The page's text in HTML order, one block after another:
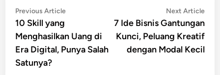
Post
navigation
Previous ArticlePrevious
10 Skill yang
Menghasilkan Uang di
Era Digital, Punya Salah
Satunya?
Next Article
7 Ide Bisnis Gantungan
Kunci, Peluang Kreatif
dengan Modal Kecil